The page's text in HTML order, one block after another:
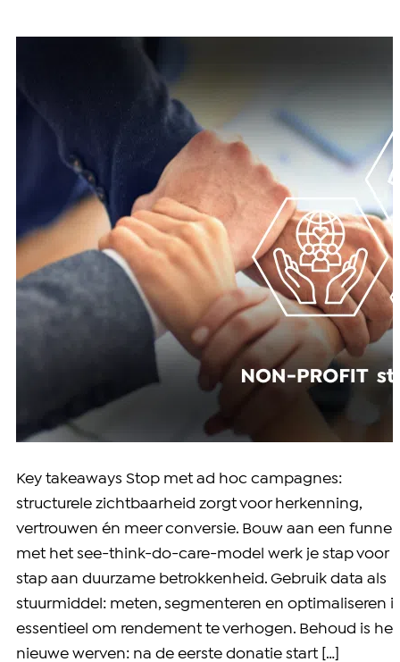
Key takeaways Stop met ad hoc campagnes:
structurele zichtbaarheid zorgt voor herkenning,
vertrouwen én meer conversie. Bouw aan een funnel:
met het see-think-do-care-model werk je stap voor
stap aan duurzame betrokkenheid. Gebruik data als
stuurmiddel: meten, segmenteren en optimaliseren is
essentieel om rendement te verhogen. Behoud is het
nieuwe werven: na de eerste donatie start […]